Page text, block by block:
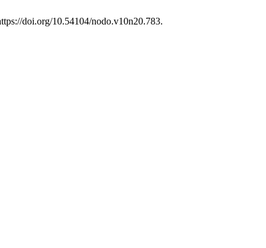
doi.org/10.54104/nodo.v10n20.783.